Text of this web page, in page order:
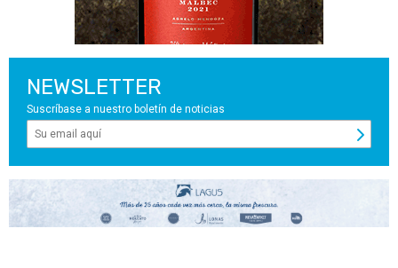
NEWSLETTER
Suscríbase a nuestro boletín de noticias